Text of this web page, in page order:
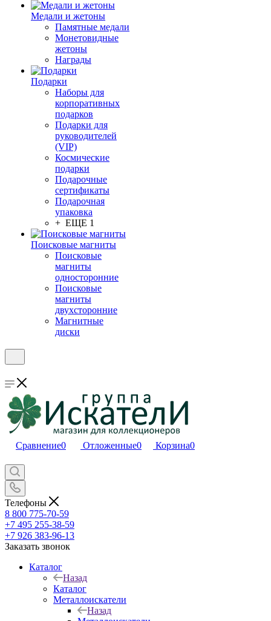
Медали и жетоны
Памятные медали
Монетовидные
жетоны
Награды
Подарки
Наборы для
корпоративных
подарков
Подарки для
руководителей
(VIP)
Космические
подарки
Подарочные
сертификаты
Подарочная
упаковка
+ ЕЩЕ 1
Поисковые магниты
Поисковые
магниты
односторонние
Поисковые
магниты
двухсторонние
Магнитные
диски
Сравнение0 Отложенные0 Корзина0
Телефоны
8 800 775-70-59
+7 495 255-38-59
+7 926 383-96-13
Заказать звонок
Каталог
Назад
Каталог
Металлоискатели
Назад